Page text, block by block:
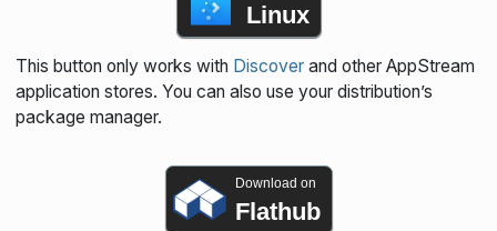
Linux
This button only works with Discoverand other AppStream
application stores. You can also use your distribution’s
package manager.
Download on
Flathub